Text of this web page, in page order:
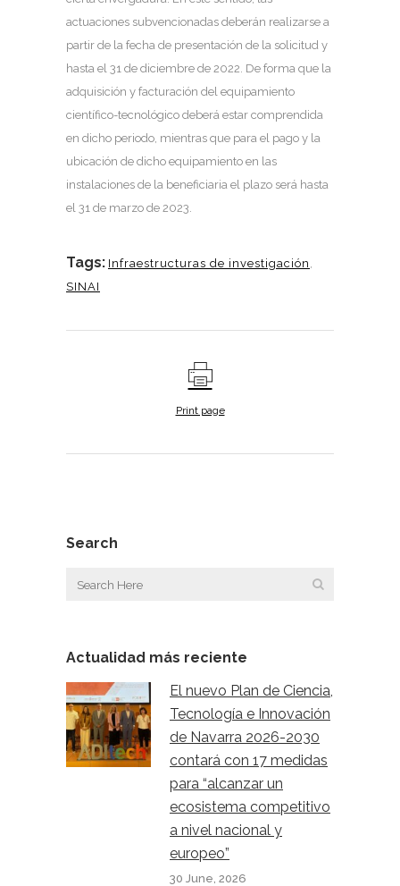
actuaciones subvencionadas deberán realizarse a
partir de la fecha de presentación de la solicitud y
hasta el 31 de diciembre de 2022. De forma que la
adquisición y facturación del equipamiento
científico-tecnológico deberá estar comprendida
en dicho periodo, mientras que para el pago y la
ubicación de dicho equipamiento en las
instalaciones de la beneficiaria el plazo será hasta
el 31 de marzo de 2023.
Tags: Infraestructuras de investigación ,
SINAI
Print page
Search
Actualidad más reciente
El nuevo Plan de Ciencia,
Tecnología e Innovación
de Navarra 2026-2030
contará con 17 medidas
para “alcanzar un
ecosistema competitivo
a nivel nacional y
europeo”
30 June, 2026